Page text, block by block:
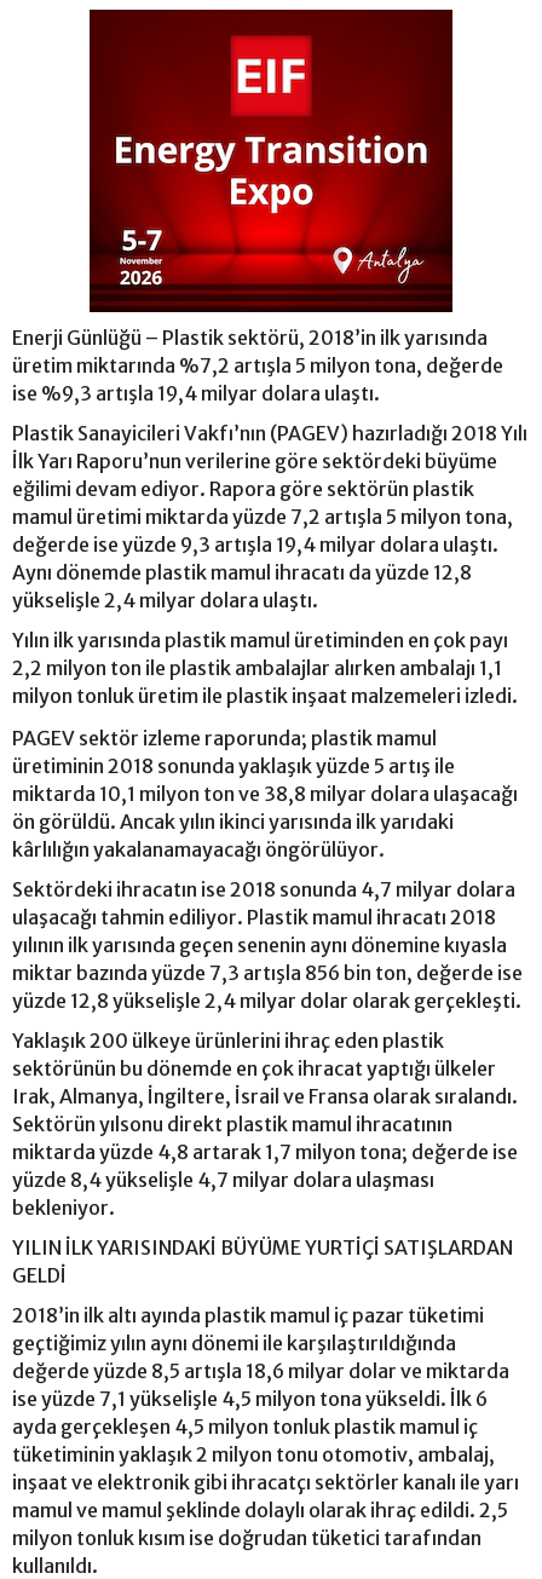
Enerji Günlüğü – Plastik sektörü, 2018’in ilk yarısında
üretim miktarında %7,2 artışla 5 milyon tona, değerde
ise %9,3 artışla 19,4 milyar dolara ulaştı.
Plastik Sanayicileri Vakfı’nın (PAGEV) hazırladığı 2018 Yılı
İlk Yarı Raporu’nun verilerine göre sektördeki büyüme
eğilimi devam ediyor. Rapora göre sektörün plastik
mamul üretimi miktarda yüzde 7,2 artışla 5 milyon tona,
değerde ise yüzde 9,3 artışla 19,4 milyar dolara ulaştı.
Aynı dönemde plastik mamul ihracatı da yüzde 12,8
yükselişle 2,4 milyar dolara ulaştı.
Yılın ilk yarısında plastik mamul üretiminden en çok payı
2,2 milyon ton ile plastik ambalajlar alırken ambalajı 1,1
milyon tonluk üretim ile plastik inşaat malzemeleri izledi.
PAGEV sektör izleme raporunda; plastik mamul
üretiminin 2018 sonunda yaklaşık yüzde 5 artış ile
miktarda 10,1 milyon ton ve 38,8 milyar dolara ulaşacağı
ön görüldü. Ancak yılın ikinci yarısında ilk yarıdaki
kârlılığın yakalanamayacağı öngörülüyor.
Sektördeki ihracatın ise 2018 sonunda 4,7 milyar dolara
ulaşacağı tahmin ediliyor. Plastik mamul ihracatı 2018
yılının ilk yarısında geçen senenin aynı dönemine kıyasla
miktar bazında yüzde 7,3 artışla 856 bin ton, değerde ise
yüzde 12,8 yükselişle 2,4 milyar dolar olarak gerçekleşti.
Yaklaşık 200 ülkeye ürünlerini ihraç eden plastik
sektörünün bu dönemde en çok ihracat yaptığı ülkeler
Irak, Almanya, İngiltere, İsrail ve Fransa olarak sıralandı.
Sektörün yılsonu direkt plastik mamul ihracatının
miktarda yüzde 4,8 artarak 1,7 milyon tona; değerde ise
yüzde 8,4 yükselişle 4,7 milyar dolara ulaşması
bekleniyor.
YILIN İLK YARISINDAKİ BÜYÜME YURTİÇİ SATIŞLARDAN
GELDİ
2018’in ilk altı ayında plastik mamul iç pazar tüketimi
geçtiğimiz yılın aynı dönemi ile karşılaştırıldığında
değerde yüzde 8,5 artışla 18,6 milyar dolar ve miktarda
ise yüzde 7,1 yükselişle 4,5 milyon tona yükseldi. İlk 6
ayda gerçekleşen 4,5 milyon tonluk plastik mamul iç
tüketiminin yaklaşık 2 milyon tonu otomotiv, ambalaj,
inşaat ve elektronik gibi ihracatçı sektörler kanalı ile yarı
mamul ve mamul şeklinde dolaylı olarak ihraç edildi. 2,5
milyon tonluk kısım ise doğrudan tüketici tarafından
kullanıldı.